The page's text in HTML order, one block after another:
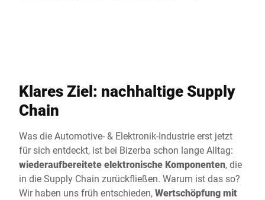
Klares Ziel: nachhaltige Supply
Chain
Was die Automotive- & Elektronik-Industrie erst jetzt
für sich entdeckt, ist bei Bizerba schon lange Alltag:
wiederaufbereitete elektronische Komponenten, die
in die Supply Chain zurückfließen. Warum ist das so?
Wir haben uns früh entschieden,Wertschöpfung mit